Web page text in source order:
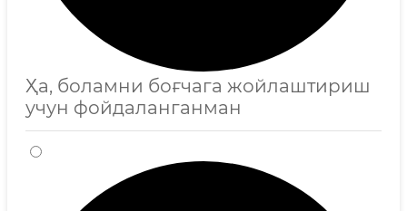
Ҳа, боламни боғчага жойлаштириш
учун фойдаланганман